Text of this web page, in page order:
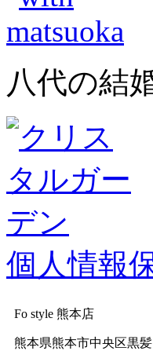
八代の結
個人情報
Fo style 熊本店
熊本県熊本市中央区黒髪